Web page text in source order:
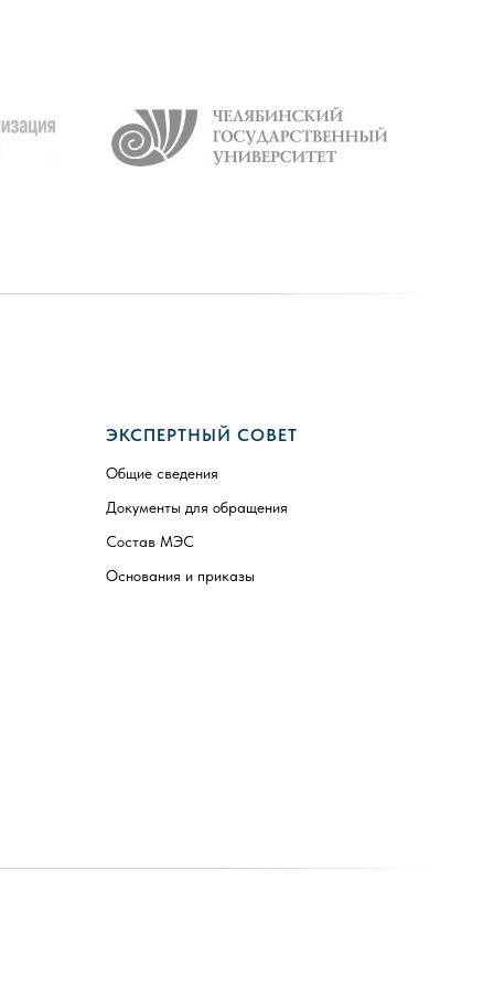
ЭКСПЕРТНЫЙ СОВЕТ
Общие сведения
Документы для обращения
Состав МЭС
Основания и приказы